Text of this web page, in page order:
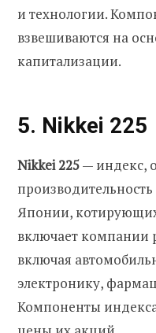
и технологии.
взвешиваются на
капитализации.
5. Nikkei 225
Nikkei 225— индекс,
Японии,
включает компании
включая
электронику,
Компоненты